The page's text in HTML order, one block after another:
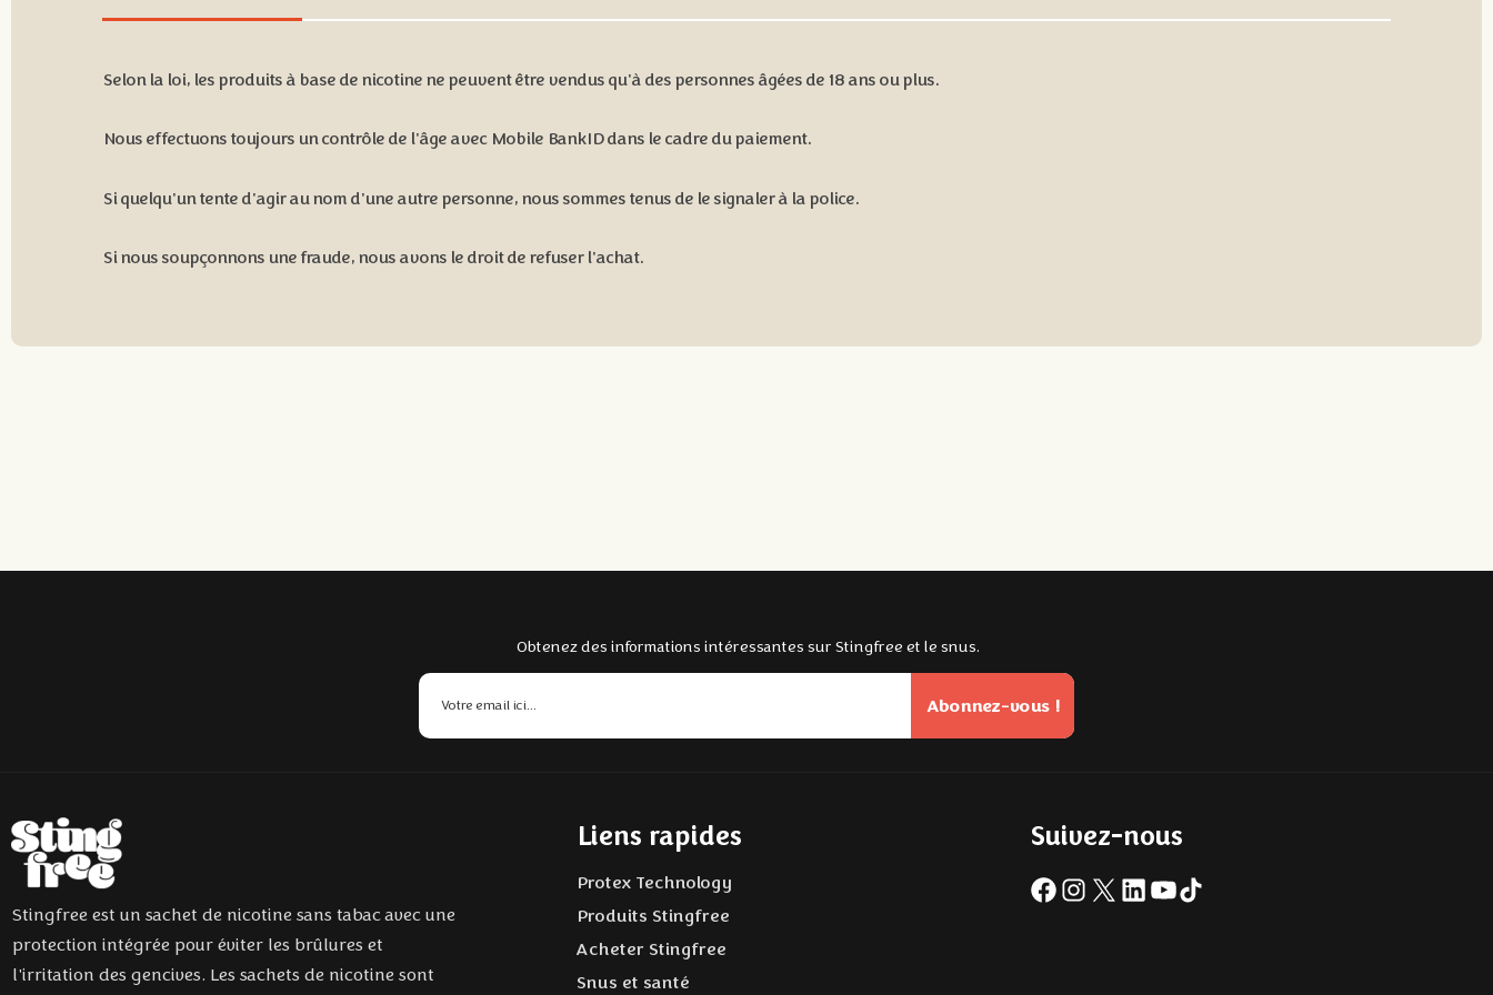
Selon la loi, les produits à base de nicotine ne peuvent être vendus qu'à des personnes âgées de 18 ans ou plus.
Nous effectuons toujours un contrôle de l'âge avec Mobile BankID dans le cadre du paiement.
Si quelqu'un tente d'agir au nom d'une autre personne, nous sommes tenus de le signaler à la police.
Si nous soupçonnons une fraude, nous avons le droit de refuser l'achat.
Obtenez des informations intéressantes sur Stingfree et le snus.
Abonnez-vous !
Stingfree est un sachet de nicotine sans tabac avec une
protection intégrée pour éviter les brûlures et
l'irritation des gencives. Les sachets de nicotine sont
Liens rapides
Protex Technology
Produits Stingfree
Acheter Stingfree
Snus et santé
Suivez-nous
Facebook
Instagram
X LinkedIn
YouTube
TikTok